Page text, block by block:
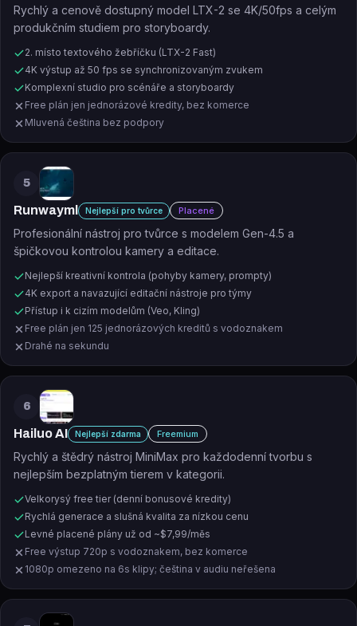
Rychlý a cenově dostupný model LTX-2 se 4K/50fps a celým
produkčním studiem pro storyboardy.
2. místo textového žebříčku (LTX-2 Fast)
4K výstup až 50 fps se synchronizovaným zvukem
Komplexní studio pro scénáře a storyboardy
Free plán jen jednorázové kredity, bez komerce
Mluvená čeština bez podpory
5
Runwayml Nejlepší pro tvůrce Placené
Profesionální nástroj pro tvůrce s modelem Gen-4.5 a
špičkovou kontrolou kamery a editace.
Nejlepší kreativní kontrola (pohyby kamery, prompty)
4K export a navazující editační nástroje pro týmy
Přístup i k cizím modelům (Veo, Kling)
Free plán jen 125 jednorázových kreditů s vodoznakem
Drahé na sekundu
6
Hailuo AI Nejlepší zdarma Freemium
Rychlý a štědrý nástroj MiniMax pro každodenní tvorbu s
nejlepším bezplatným tierem v kategorii.
Velkorysý free tier (denní bonusové kredity)
Rychlá generace a slušná kvalita za nízkou cenu
Levné placené plány už od ~$7,99/měs
Free výstup 720p s vodoznakem, bez komerce
1080p omezeno na 6s klipy; čeština v audiu neřešena